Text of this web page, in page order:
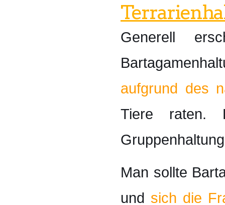
Generell
aufgrund des
Tiere raten.
Man sollte
und sich die